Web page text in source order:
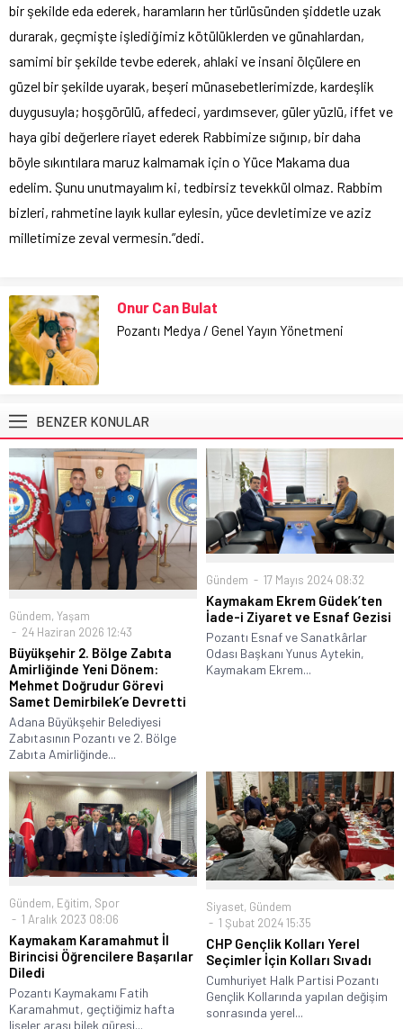
bir şekilde eda ederek, haramların her türlüsünden şiddetle uzak
durarak, geçmişte işlediğimiz kötülüklerden ve günahlardan,
samimi bir şekilde tevbe ederek, ahlaki ve insani ölçülere en
güzel bir şekilde uyarak, beşeri münasebetlerimizde, kardeşlik
duygusuyla; hoşgörülü, affedeci, yardımsever, güler yüzlü, iffet ve
haya gibi değerlere riayet ederek Rabbimize sığınıp, bir daha
böyle sıkıntılara maruz kalmamak için o Yüce Makama dua
edelim. Şunu unutmayalım ki, tedbirsiz tevekkül olmaz. Rabbim
bizleri, rahmetine layık kullar eylesin, yüce devletimize ve aziz
milletimize zeval vermesin.”dedi.
Onur Can Bulat
Pozantı Medya / Genel Yayın Yönetmeni
BENZER KONULAR
Gündem, Yaşam
24 Haziran 2026 12:43
Büyükşehir 2. Bölge Zabıta
Amirliğinde Yeni Dönem:
Mehmet Doğrudur Görevi
Samet Demirbilek’e Devretti
Adana Büyükşehir Belediyesi
Zabıtasının Pozantı ve 2. Bölge
Zabıta Amirliğinde...
Gündem 17 Mayıs 2024 08:32
Kaymakam Ekrem Güdek’ten
İade-i Ziyaret ve Esnaf Gezisi
Pozantı Esnaf ve Sanatkârlar
Odası Başkanı Yunus Aytekin,
Kaymakam Ekrem...
Gündem, Eğitim, Spor
1 Aralık 2023 08:06
Kaymakam Karamahmut İl
Birincisi Öğrencilere Başarılar
Diledi
Pozantı Kaymakamı Fatih
Karamahmut, geçtiğimiz hafta
liseler arası bilek güreşi...
Siyaset, Gündem
1 Şubat 2024 15:35
CHP Gençlik Kolları Yerel
Seçimler İçin Kolları Sıvadı
Cumhuriyet Halk Partisi Pozantı
Gençlik Kollarında yapılan değişim
sonrasında yerel...